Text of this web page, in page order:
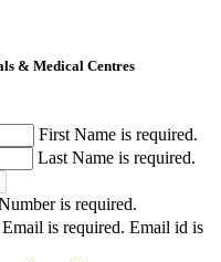
& Medical Centres
First Name is required.
Last Name is required.
is required.
Email is required. Email id is